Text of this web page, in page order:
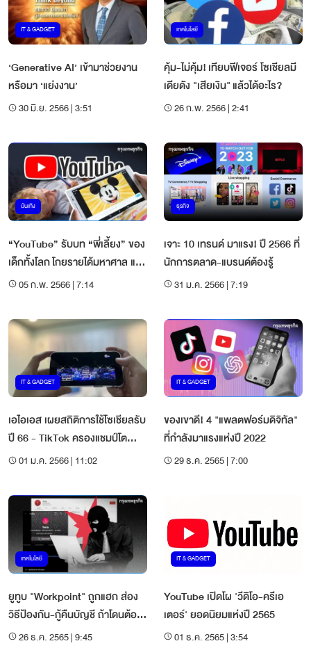
IT & GADGET
‘Generative AI’ เข้ามาช่วยงาน
หรือมา ‘แย่งงาน’
30 มิ.ย. 2566 | 3:51
เทคโนโลยี
คุ้ม-ไม่คุ้ม! เทียบฟีเจอร์ โซเชียลมี
เดียดัง "เสียเงิน" แล้วได้อะไร?
26 ก.พ. 2566 | 2:41
บันเทิง
“YouTube” รับบท “พี่เลี้ยง” ของ
เด็กทั้งโลก โกยรายได้มหาศาล แต่
ส่งผลอะไรบ้างกับเด็ก?
05 ก.พ. 2566 | 7:14
ธุรกิจ
เจาะ 10 เทรนด์ มาแรง! ปี 2566 ที่
นักการตลาด-แบรนด์ต้องรู้
31 ม.ค. 2566 | 7:19
IT & GADGET
เอไอเอส เผยสถิติการใช้โซเชียลรับ
ปี 66 - TikTok ครองแชมป์โต
100%01 ม.ค. 2566 | 11:02
IT & GADGET
ของเขาดี! 4 "แพลตฟอร์มดิจิทัล"
ที่กำลังมาแรงแห่งปี 2022
29 ธ.ค. 2565 | 7:00
เทคโนโลยี
ยูทูบ "Workpoint" ถูกแฮก ส่อง
วิธีป้องกัน-กู้คืนบัญชี ถ้าโดนต้อง
ทำอย่างไร
26 ธ.ค. 2565 | 9:45
IT & GADGET
YouTube เปิดโผ 'วีดิโอ-ครีเอ
เตอร์' ยอดนิยมแห่งปี 2565
01 ธ.ค. 2565 | 3:54